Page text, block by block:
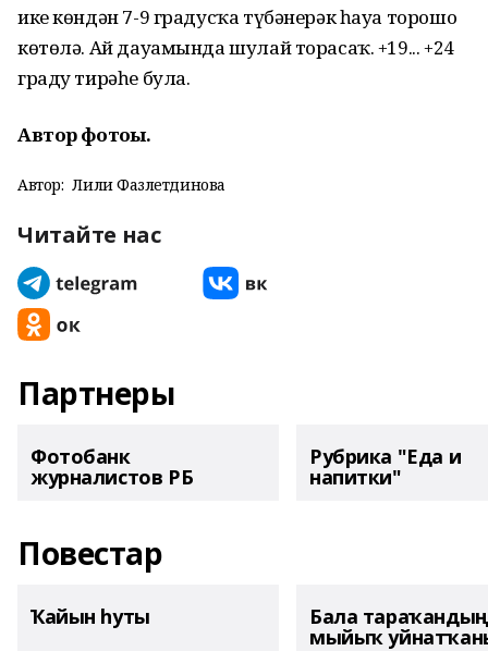
ике көндән 7-9 градусҡа түбәнерәк һауа торошо
көтөлә. Ай дауамында шулай торасаҡ. +19... +24
граду тирәһе була.
Автор фотоһы.
Автор: Лилиә Фазлетдинова
Читайте нас
Партнеры
Фотобанк
журналистов РБ
Рубрика "Еда и
напитки"
Повестар
Ҡайын һуты Бала тараҡандың
мыйыҡ